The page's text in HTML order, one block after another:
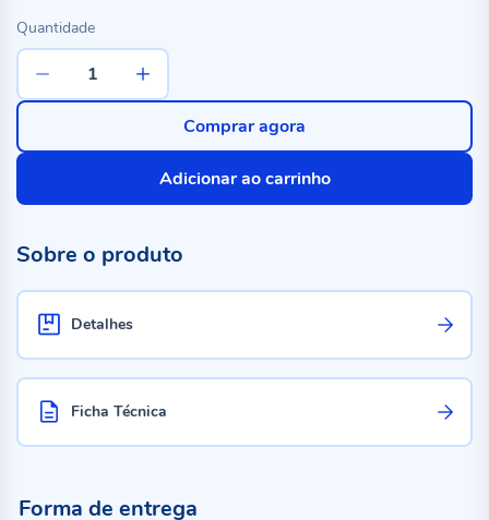
Quantidade
Adicionar ao carrinho
Comprar agora
Sobre o produto
Detalhes
Ficha Técnica
Forma de entrega